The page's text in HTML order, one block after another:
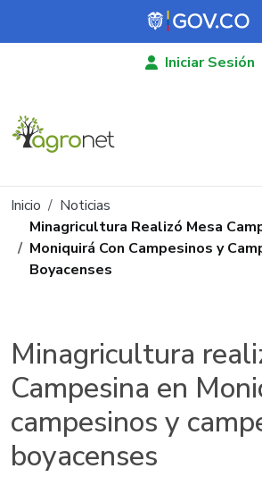
Pasar al contenido principal
Iniciar Sesión
Ruta de navegación
Inicio
Noticias
Minagricultura Realizó Mesa
Moniquirá Con Campesinos y
Boyacenses
Minagricultura
Campesina en
campesinos y
boyacenses